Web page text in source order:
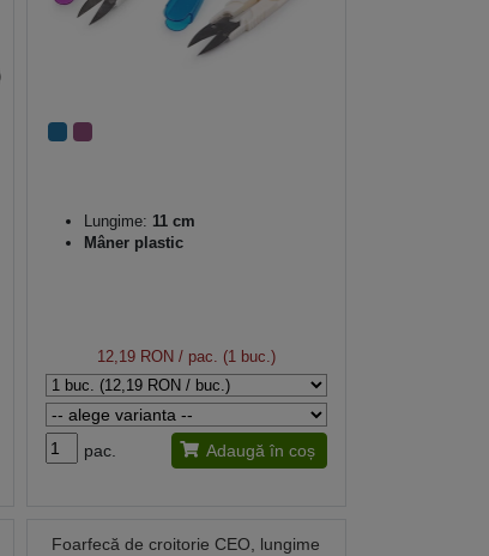
Lungime: 11 cm
Mâner plastic
12,19 RON/ pac. (1 buc.)
pac. Adaugă în coș
Foarfecă de croitorie CEO, lungime